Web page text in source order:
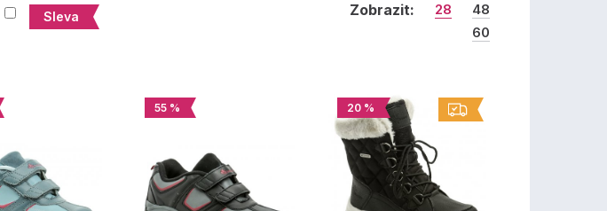
Sleva Zobrazit: 28
48
60
55 % 20 %